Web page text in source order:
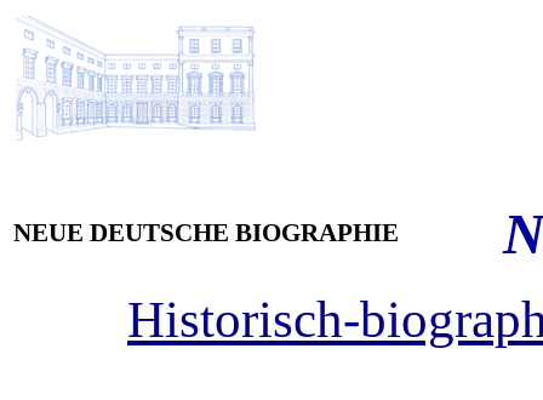
NEUE DEUTSCHE BIOGRAPHIE
Historisch-